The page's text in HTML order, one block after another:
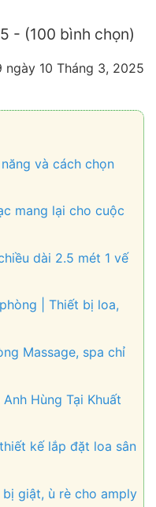
- (100 bình chọn)
ngày 10 Tháng 3, 2025
và cách chọn
mang lại cho cuộc
dài 2.5 mét 1 vế
| Thiết bị loa,
Massage, spa chỉ
Hùng Tại Khuất
kế lắp đặt loa sân
giật, ù rè cho amply